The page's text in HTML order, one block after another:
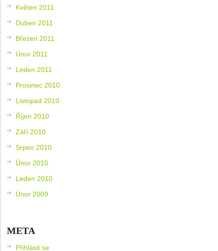
Květen 2011
Duben 2011
Březen 2011
Únor 2011
Leden 2011
Prosinec 2010
Listopad 2010
Říjen 2010
Září 2010
Srpen 2010
Únor 2010
Leden 2010
Únor 2009
META
Přihlásit se